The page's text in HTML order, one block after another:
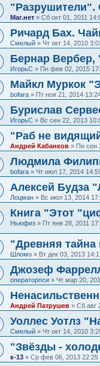
"Разрушители".
Маг.нет » Сб окт 01, 2011
Ричард Бах.
Смелый » Чт окт 14, 2010
Бернар
ИгорьС » Пн фев 02, 2015
Майкл Муркок
bofara » Пт ноя 21, 2014
Бурислав
ИгорьС » Вс сен 22, 2013
"Раб не
Андрей Кабанков » Пн сен
Людмила
bofara » Чт июл 17, 2014
Алексей Будза
Лоцман » Вс июл 13, 2014
Книга "Этот
Ньюфиз » Пт янв 28, 2011
"Древняя тайна
Шломо » Вт дек 03, 2013
Джозеф
операторпси » Чт мар 20,
Андрей Патрушев » Сб авг
Уоллес Уотлз
Смелый » Чт окт 14, 2010
"Звёзды -
к-13 » Ср фев 06, 2013 22:25